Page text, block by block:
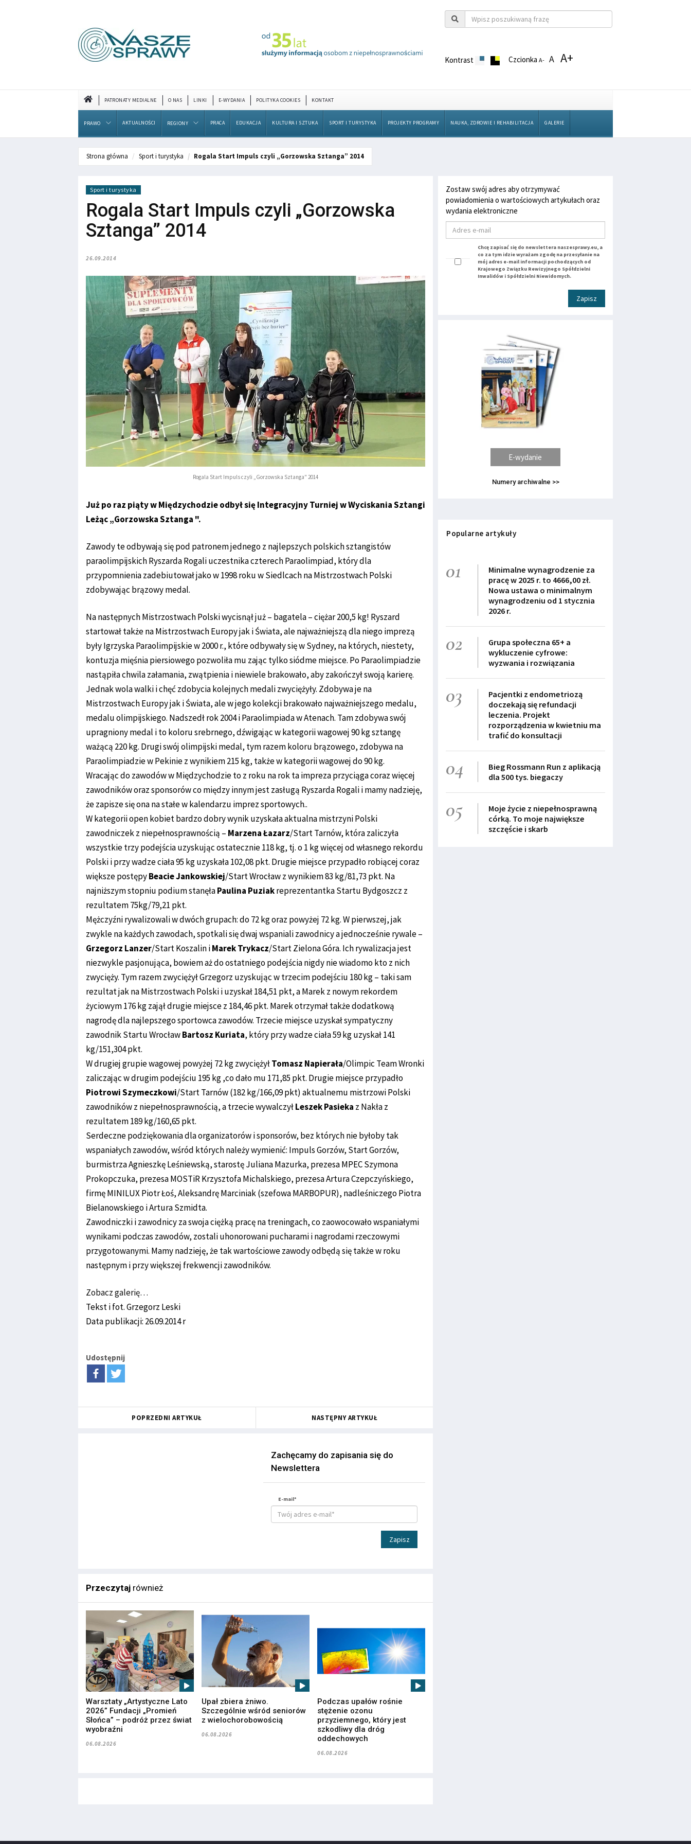
Kontrast CzcionkaA- A A+
PATRONATY MEDIALNE O NAS LINKI E-WYDANIA POLITYKA COOKIES KONTAKT
PRAWO AKTUALNOŚCI REGIONY PRACA EDUKACJA KULTURA I SZTUKA SPORT I TURYSTYKA PROJEKTY PROGRAMY NAUKA, ZDROWIE I REHABILITACJA GALERIE
Strona główna Sport i turystyka Rogala Start Impuls czyli „Gorzowska Sztanga” 2014
Sport i turystyka
Rogala Start Impuls czyli „Gorzowska
Sztanga” 2014
26.09.2014
Rogala Start Impuls czyli „Gorzowska Sztanga" 2014
Już po raz piąty w Międzychodzie odbył się Integracyjny Turniej w Wyciskania Sztangi
Leżąc „Gorzowska Sztanga ".
Zawody te odbywają się pod patronem jednego z najlepszych polskich sztangistów
paraolimpijskich Ryszarda Rogali uczestnika czterech Paraolimpiad, który dla
przypomnienia zadebiutował jako w 1998 roku w Siedlcach na Mistrzostwach Polski
zdobywając brązowy medal.
Na następnych Mistrzostwach Polski wycisnął już – bagatela – ciężar 200,5 kg! Ryszard
startował także na Mistrzostwach Europy jak i Świata, ale najważniejszą dla niego imprezą
były Igrzyska Paraolimpijskie w 2000 r., które odbywały się w Sydney, na których, niestety,
kontuzja mięśnia piersiowego pozwoliła mu zając tylko siódme miejsce. Po Paraolimpiadzie
nastąpiła chwila załamania, zwątpienia i niewiele brakowało, aby zakończył swoją karierę.
Jednak wola walki i chęć zdobycia kolejnych medali zwyciężyły. Zdobywa je na
Mistrzostwach Europy jak i Świata, ale w jego kolekcji brakowało najważniejszego medalu,
medalu olimpijskiego. Nadszedł rok 2004 i Paraolimpiada w Atenach. Tam zdobywa swój
upragniony medal i to koloru srebrnego, dźwigając w kategorii wagowej 90 kg sztangę
ważącą 220 kg. Drugi swój olimpijski medal, tym razem koloru brązowego, zdobywa na
Paraolimpiadzie w Pekinie z wynikiem 215 kg, także w kategorii wagowej do 90 kg.
Wracając do zawodów w Międzychodzie to z roku na rok ta impreza przyciąga coraz więcej
zawodników oraz sponsorów co między innym jest zasługą Ryszarda Rogali i mamy nadzieję,
że zapisze się ona na stałe w kalendarzu imprez sportowych..
W kategorii open kobiet bardzo dobry wynik uzyskała aktualna mistrzyni Polski
zawodniczek z niepełnosprawnością – Marzena Łazarz/Start Tarnów, która zaliczyła
wszystkie trzy podejścia uzyskując ostatecznie 118 kg, tj. o 1 kg więcej od własnego rekordu
Polski i przy wadze ciała 95 kg uzyskała 102,08 pkt. Drugie miejsce przypadło robiącej coraz
większe postępyBeacie Jankowskiej/Start Wrocław z wynikiem 83 kg/81,73 pkt. Na
najniższym stopniu podium stanęłaPaulina Puziakreprezentantka Startu Bydgoszcz z
rezultatem 75kg/79,21 pkt.
Mężczyźni rywalizowali w dwóch grupach: do 72 kg oraz powyżej 72 kg. W pierwszej, jak
zwykle na każdych zawodach, spotkali się dwaj wspaniali zawodnicy a jednocześnie rywale –
Grzegorz Lanzer/Start Koszalin iMarek Trykacz/Start Zielona Góra. Ich rywalizacja jest
niezwykle pasjonująca, bowiem aż do ostatniego podejścia nigdy nie wiadomo kto z nich
zwycięży. Tym razem zwyciężył Grzegorz uzyskując w trzecim podejściu 180 kg – taki sam
rezultat jak na Mistrzostwach Polski i uzyskał 184,51 pkt, a Marek z nowym rekordem
życiowym 176 kg zajął drugie miejsce z 184,46 pkt. Marek otrzymał także dodatkową
nagrodę dla najlepszego sportowca zawodów. Trzecie miejsce uzyskał sympatyczny
zawodnik Startu WrocławBartosz Kuriata, który przy wadze ciała 59 kg uzyskał 141
kg/151,304 pkt.
W drugiej grupie wagowej powyżej 72 kg zwyciężyłTomasz Napierała/Olimpic Team Wronki
zaliczając w drugim podejściu 195 kg ,co dało mu 171,85 pkt. Drugie miejsce przypadło
Piotrowi Szymeczkowi/Start Tarnów (182 kg/166,09 pkt) aktualnemu mistrzowi Polski
zawodników z niepełnosprawnością, a trzecie wywalczyłLeszek Pasieka z Nakła z
rezultatem 189 kg/160,65 pkt.
Serdeczne podziękowania dla organizatorów i sponsorów, bez których nie byłoby tak
wspaniałych zawodów, wśród których należy wymienić: Impuls Gorzów, Start Gorzów,
burmistrza Agnieszkę Leśniewską, starostę Juliana Mazurka, prezesa MPEC Szymona
Prokopczuka, prezesa MOSTiR Krzysztofa Michalskiego, prezesa Artura Czepczyńskiego,
firmę MINILUX Piotr Łoś, Aleksandrę Marciniak (szefowa MARBOPUR), nadleśniczego Piotra
Bielanowskiego i Artura Szmidta.
Zawodniczki i zawodnicy za swoja ciężką pracę na treningach, co zaowocowało wspaniałymi
wynikami podczas zawodów, zostali uhonorowani pucharami i nagrodami rzeczowymi
przygotowanymi. Mamy nadzieję, że tak wartościowe zawody odbędą się także w roku
następnym i przy większej frekwencji zawodników.
Zobacz galerię…
Tekst i fot. Grzegorz Leski
Data publikacji: 26.09.2014 r
Udostępnij
POPRZEDNI ARTYKUŁ NASTĘPNY ARTYKUŁ
Zachęcamy do zapisania się do
Newslettera
E-mail*
Zapisz
Przeczytaj również
Warsztaty „Artystyczne Lato
2026” Fundacji „Promień
Słońca” – podróż przez świat
wyobraźni
06.08.2026
Upał zbiera żniwo.
Szczególnie wśród seniorów
z wielochorobowością
06.08.2026
Podczas upałów rośnie
stężenie ozonu
przyziemnego, który jest
szkodliwy dla dróg
oddechowych
06.08.2026
Zostaw swój adres aby otrzymywać
powiadomienia o wartościowych artykułach oraz
wydania elektroniczne
Chcę zapisać się do newslettera naszesprawy.eu, a
co za tym idzie wyrażam zgodę na przesyłanie na
mój adres e-mail informacji pochodzących od
Krajowego Związku Rewizyjnego Spółdzielni
Inwalidów i Spółdzielni Niewidomych.
Zapisz
E-wydanie
Numery archiwalne >>
Popularne artykuły
01
Minimalne wynagrodzenie za
pracę w 2025 r. to 4666,00 zł.
Nowa ustawa o minimalnym
wynagrodzeniu od 1 stycznia
2026 r.
02
Grupa społeczna 65+ a
wykluczenie cyfrowe:
wyzwania i rozwiązania
03
Pacjentki z endometriozą
doczekają się refundacji
leczenia. Projekt
rozporządzenia w kwietniu ma
trafić do konsultacji
04
Bieg Rossmann Run z aplikacją
dla 500 tys. biegaczy
05
Moje życie z niepełnosprawną
córką. To moje największe
szczęście i skarb